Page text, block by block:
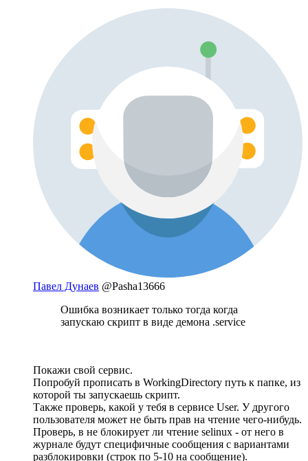
Павел Дунаев @Pasha13666
Ошибка возникает только тогда когда
запускаю скрипт в виде демона .service
Покажи свой сервис.
Попробуй прописать в WorkingDirectory путь к папке, из
которой ты запускаешь скрипт.
Также проверь, какой у тебя в сервисе User. У другого
пользователя может не быть прав на чтение чего-нибудь.
Проверь, в не блокирует ли чтение selinux - от него в
журнале будут специфичные сообщения с вариантами
разблокировки (строк по 5-10 на сообщение).